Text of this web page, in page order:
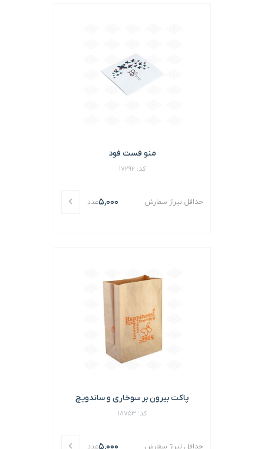
منو فست فود
کد: 17292
حداقل تیراژ سفارش 5,000عدد
پاکت بیرون بر سوخاری و ساندویچ
کد: 18753
حداقل تیراژ سفارش 5,000عدد